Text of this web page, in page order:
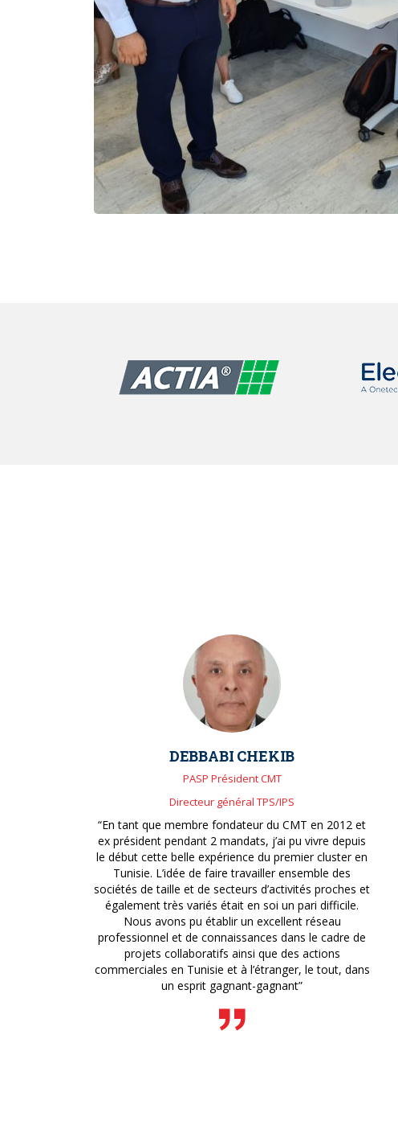
DEBBABI CHEKIB
PASP Président CMT
Directeur général TPS/IPS
“En tant que membre fondateur du CMT en 2012 et
ex président pendant 2 mandats, j’ai pu vivre depuis
le début cette belle expérience du premier cluster en
Tunisie. L’idée de faire travailler ensemble des
sociétés de taille et de secteurs d’activités proches et
également très variés était en soi un pari difficile.
Nous avons pu établir un excellent réseau
professionnel et de connaissances dans le cadre de
projets collaboratifs ainsi que des actions
commerciales en Tunisie et à l’étranger, le tout, dans
un esprit gagnant-gagnant”